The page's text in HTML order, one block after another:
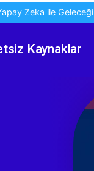
Zeka ile
Kaynaklar